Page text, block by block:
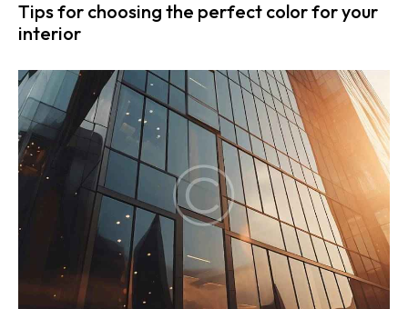
Tips for choosing the perfect color for your
interior